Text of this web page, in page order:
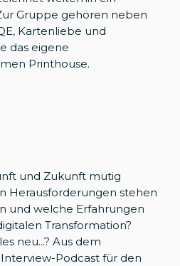
Gruppe gehören neben
Kartenliebe und
das eigene
Printhouse.
und Zukunft mutig
Herausforderungen stehen
und welche Erfahrungen
Transformation?
neu...? Aus dem
Podcast für den